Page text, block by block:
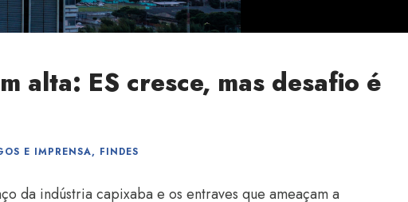
alta: ES cresce, mas desafio é
E IMPRENSA, FINDES
da indústria capixaba e os entraves que ameaçam a